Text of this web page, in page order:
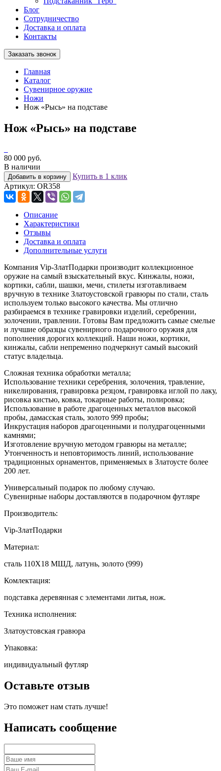
Блог
Сотрудничество
Доставка и оплата
Контакты
Заказать звонок
Главная
Каталог
Сувенирное оружие
Ножи
Нож «Рысь» на подставе
Нож «Рысь» на подставе
80 000 руб.
В наличии
Добавить в корзину
Купить в 1 клик
Артикул: OR358
Описание
Характеристики
Отзывы
Доставка и оплата
Дополнительные услуги
Компания Vip-ЗлатПодарки производит коллекционное
оружие на самый взыскательный вкус. Кинжалы, ножи,
кортики, сабли, шашки, мечи, стилеты изготавливаем
вручную в технике Златоустовской гравюры по стали, сталь
используем только высокого качества. Мы отлично
разбираемся в технике гравировки изделий, серебрении,
золочении, травлении. Готовы Вам предложить самые смелые
и лучшие образцы сувенирного подарочного оружия для
пополнения дорогих коллекций. Наши ножи, кортики,
кинжалы, сабли непременно подчеркнут самый высокий
статус владельца.
Сложная техника обработки металла;
Использование техники серебрения, золочения, травление,
никелирования, гравировка резцом, гравировка иглой по лаку,
рисовка кистью, ковка, токарные работы, полировка;
Использование в работе драгоценных металлов высокой
пробы, дамасская сталь, золото 999 пробы;
Инкрустация наборов драгоценными и полудрагоценными
камнями;
Изготовление вручную методом гравюры на металле;
Утонченность и неповторимость линий, использование
традиционных орнаментов, применяемых в Златоусте более
200 лет.
Универсальный подарок по любому случаю.
Сувенирные наборы доставляются в подарочном футляре
Производитель:
Vip-ЗлатПодарки
Материал:
сталь 110Х18 МШД, латунь, золото (999)
Комлектация:
подставка деревянная с элементами литья, нож.
Техника исполнения:
Златоустовская гравюра
Упаковка:
индивидуальный футляр
Оставьте отзыв
Это поможет нам стать лучше!
Написать сообщение